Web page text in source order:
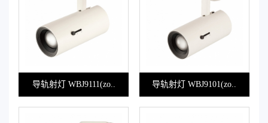
导轨射灯 WBJ9111(zo.. 导轨射灯 WBJ9101(zo..